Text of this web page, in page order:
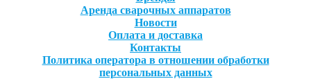
Аренда сварочных аппаратов
Новости
Оплата и доставка
Контакты
Политика оператора в отношении обработки
персональных данных